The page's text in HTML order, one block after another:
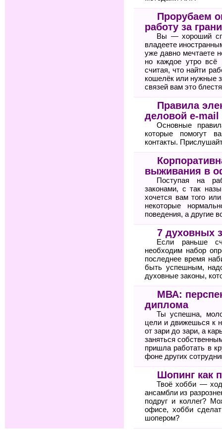
Прорубаем
работу за
Вы — хороший
владеете
уже давно мечтаете
но каждое утро всё
считая, что найти
кошелёк или нужные
связей вам это
Правила
деловой e-mail
Основные
которые помогут
контакты.
выживания в
Поступая на
законами, с так
хочется вам того
некоторые
поведения, а другие
7 духовных
Если раньше
необходим набор
последнее время
быть успешным,
духовные законы,
МВА:
диплома
Ты успешна,
цели и движешься к
от зари до зари, а
заняться
пришла работать в
фоне других
Шопинг как
Твоё хобби —
ансамбли из
подруг и коллег?
офисе, хобби
шопером?